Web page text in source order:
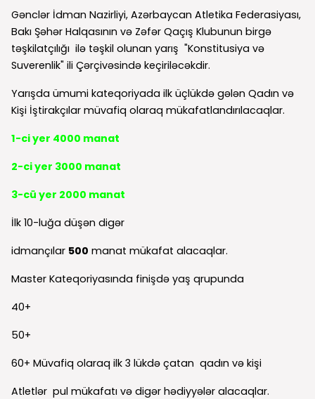
Gənclər İdman Nazirliyi, Azərbaycan Atletika Federasiyası,
Bakı Şəhər Halqasının və Zəfər Qaçış Klubunun birgə
təşkilatçılığı ilə təşkil olunan yarış "Konstitusiya və
Suverenlik" ili Çərçivəsində keçiriləcəkdir.
Yarışda ümumi kateqoriyada ilk üçlükdə gələn Qadın və
Kişi İştirakçılar müvafiq olaraq mükafatlandırılacaqlar.
1-ci yer 4000 manat
2-ci yer 3000 manat
3-cü yer 2000 manat
İlk 10-luğa düşən digər
idmançılar 500 manat mükafat alacaqlar.
Master Kateqoriyasında finişdə yaş qrupunda
40+
50+
60+ Müvafiq olaraq ilk 3 lükdə çatan qadın və kişi
Atletlər pul mükafatı və digər hədiyyələr alacaqlar.